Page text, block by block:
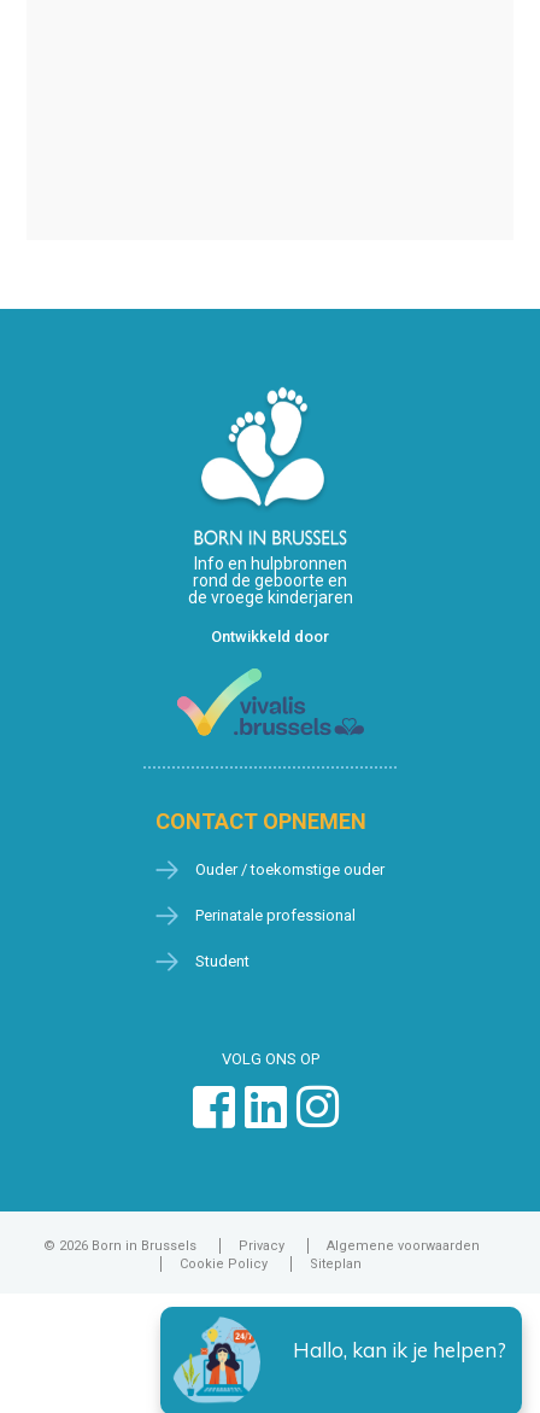
Info en hulpbronnen
rond de geboorte en
de vroege kinderjaren
Ontwikkeld door
CONTACT OPNEMEN
Ouder / toekomstige ouder
Perinatale professional
Student
VOLG ONS OP
Hallo, kan ik je helpen?
© 2026 Born in Brussels Privacy
Algemene voorwaarden
Cookie Policy
Siteplan